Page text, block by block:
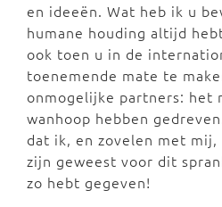
en ideeën. Wat heb ik u
humane houding altijd
ook toen u in de
toenemende mate te
onmogelijke partners: het
wanhoop hebben
dat ik, en zovelen met mij,
zijn geweest voor dit
zo hebt gegeven!